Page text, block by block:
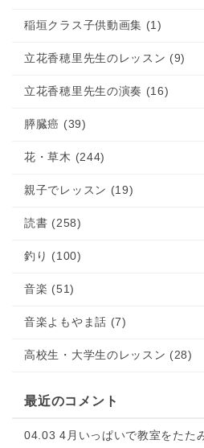
稲垣クラス子供動画集 (1)
立花香穂里先生のレッスン (9)
立花香穂里先生の演奏 (16)
膵臓癌 (39)
花・草木 (244)
親子でレッスン (19)
読書 (258)
釣り (100)
音楽 (51)
音楽よもやま話 (7)
高校生・大学生のレッスン (28)
最近のコメント
04.03 4月いっぱいで教室をたた